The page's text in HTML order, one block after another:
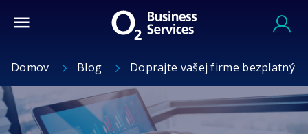
Domov Blog Doprajte vašej firme bezplatný